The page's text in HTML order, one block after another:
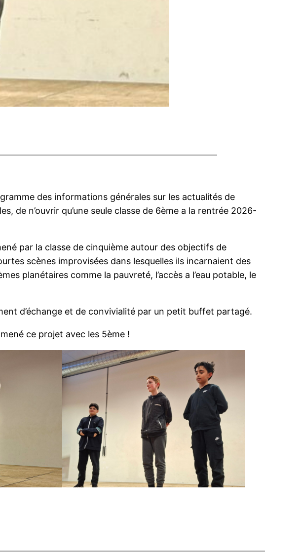
des informations générales sur les actualités de
de n’ouvrir qu’une seule classe de 6ème a la rentrée 2026-
par la classe de cinquième autour des objectifs de
scènes improvisées dans lesquelles ils incarnaient des
planétaires comme la pauvreté, l’accès a l’eau potable, le
d’échange et de convivialité par un petit buffet partagé.
ce projet avec les 5ème !